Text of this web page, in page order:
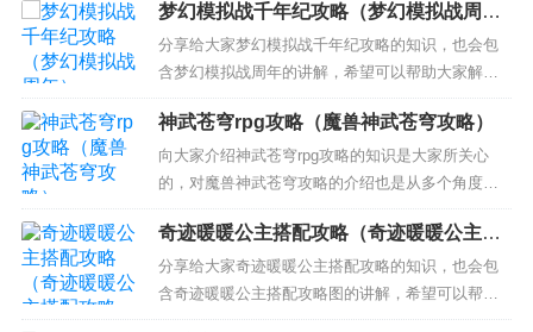
梦幻模拟战千年纪攻略（梦幻模拟战周
年）
分享给大家梦幻模拟战千年纪攻略的知识，也会包
含梦幻模拟战周年的讲解，希望可以帮助大家解决
现在的问题！ 本文目录一览： 1、梦幻模拟战千年
纪秘籍 2、梦幻模拟战千年纪 的攻略 3、梦幻模拟
战千年纪怎么玩 4、梦幻模拟战千年纪详细攻略高手
们帮帮忙啦~~~~~ 梦幻模拟战千年纪秘籍 我以前
的...
神武苍穹rpg攻略（魔兽神武苍穹攻略）
向大家介绍神武苍穹rpg攻略的知识是大家所关心
的，对魔兽神武苍穹攻略的介绍也是从多个角度来
解答，希望可以让大家解决现在的问题！ 本文目录
一览： 1、魔兽rpg神武苍穹生命书怎么打 2、魔兽
争霸RPG防守地图神武苍穹，乾坤轮回印怎么合成
3、神武苍穹，星月神剑合成，红水晶哪里有，绿水
晶，什么的...
奇迹暖暖公主搭配攻略（奇迹暖暖公主搭
配攻略图）
分享给大家奇迹暖暖公主搭配攻略的知识，也会包
含奇迹暖暖公主搭配攻略图的讲解，希望可以帮助
大家解决现在的问题！ 本文目录一览： 1、奇迹暖